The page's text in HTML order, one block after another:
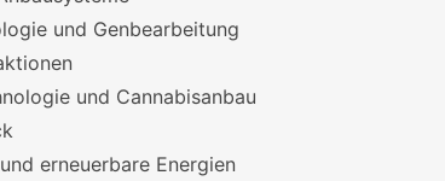
und Genbearbeitung
und Cannabisanbau
erneuerbare Energien